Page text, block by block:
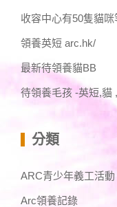
收容中心有50隻貓
領養英短 arc.hk/
最新待領養貓BB
待領養毛孩 -英短,貓
分類
ARC青少年義工活
Arc領養記錄